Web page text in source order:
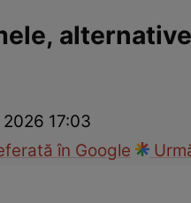
17:03
în Google